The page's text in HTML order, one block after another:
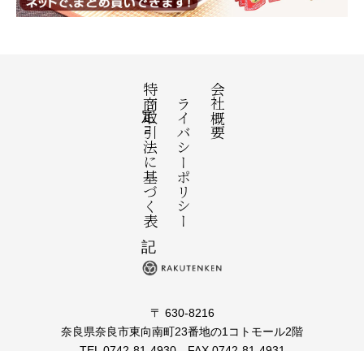
会社概要
プライバシーポリシー
特定商取引法に基づく表記
〒 630-8216
奈良県奈良市東向南町23番地の1コトモール2階